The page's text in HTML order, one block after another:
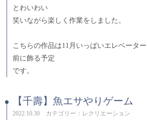
とわいわい
笑いながら楽しく作業をしました。
こちらの作品は11月いっぱいエレベーター
前に飾る予定
です。
【千壽】魚エサやりゲーム
2022.10.30 カテゴリー：レクリエーション